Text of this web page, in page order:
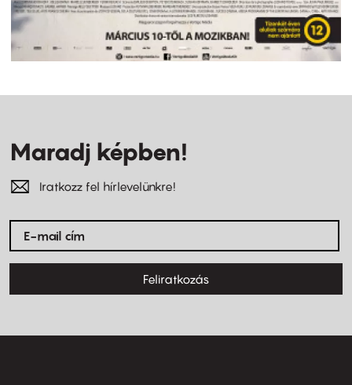
Maradj képben!
Iratkozz fel hírlevelünkre!
Feliratkozás